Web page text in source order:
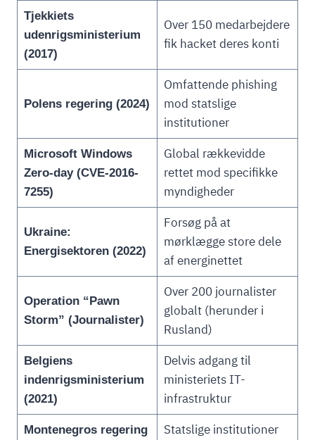
Tjekkiets
udenrigsministerium
(2017)
Over 150 medarbejdere
fik hacket deres konti
Polens regering (2024)
Omfattende phishing
mod statslige
institutioner
Microsoft Windows
Zero-day (CVE-2016-
7255)
Global rækkevidde
rettet mod specifikke
myndigheder
Ukraine:
Energisektoren (2022)
Forsøg på at
mørklægge store dele
af energinettet
Operation “Pawn
Storm” (Journalister)
Over 200 journalister
globalt (herunder i
Rusland)
Belgiens
indenrigsministerium
(2021)
Delvis adgang til
ministeriets IT-
infrastruktur
Montenegros regering
Statslige institutioner